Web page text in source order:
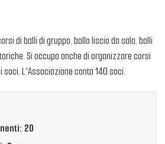
di balli di gruppo, ballo liscio da sala, balli
Si occupa anche di organizzare corsi
L'Associazione conta 140 soci.
20